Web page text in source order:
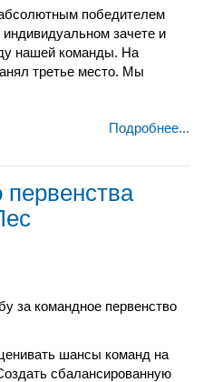
победителем
индивидуальном зачете и
нашей команды. На
третье место. Мы
Подробнее...
первенства
за командное первенство
шансы команд на
сбалансированную